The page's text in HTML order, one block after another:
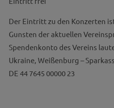
Der Eintritt zu den Konzerten
Gunsten der aktuellen
Spendenkonto des Vereins
Ukraine, Weißenburg –
DE 44 7645 00000 23